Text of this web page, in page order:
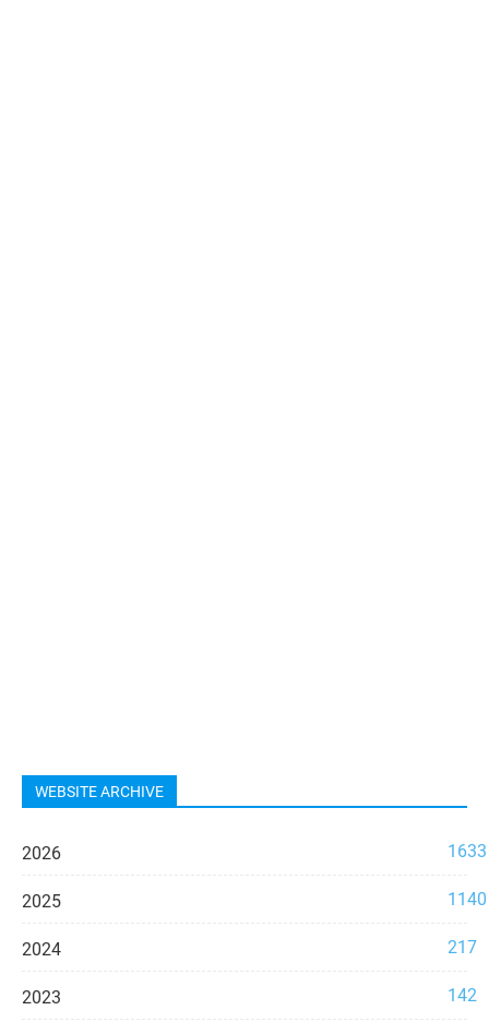
WEBSITE ARCHIVE
2026 1633
2025 1140
2024 217
2023 142